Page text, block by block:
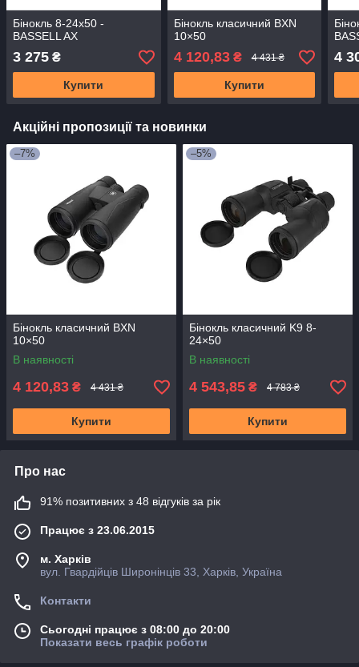
Бінокль 8-24x50 -
BASSELL AX
3 275 ₴
Купити
Бінокль класичний BXN
10×50
4 120,83₴ 4 431 ₴
Купити
4
Акційні пропозиції та новинки
–7%
Бінокль класичний BXN
10×50
В наявності
4 120,83 ₴ 4 431 ₴
Купити
–5%
Бінокль класичний K9 8-
24×50
В наявності
4 543,85 ₴ 4 783 ₴
Купити
Про нас
91% позитивних з 48 відгуків за рік
Працює з 23.06.2015
м. Харків
вул. Гвардійців Широнінців 33, Харків, Україна
Контакти
Сьогодні працює з 08:00 до 20:00
Показати весь графік роботи